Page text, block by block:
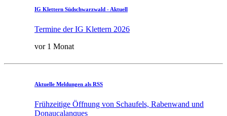
IG Klettern Südschwarzwald - Aktuell
Termine der IG Klettern 2026
vor 1 Monat
Aktuelle Meldungen als RSS
Frühzeitige Öffnung von Schaufels, Rabenwand und
Donaucalanques